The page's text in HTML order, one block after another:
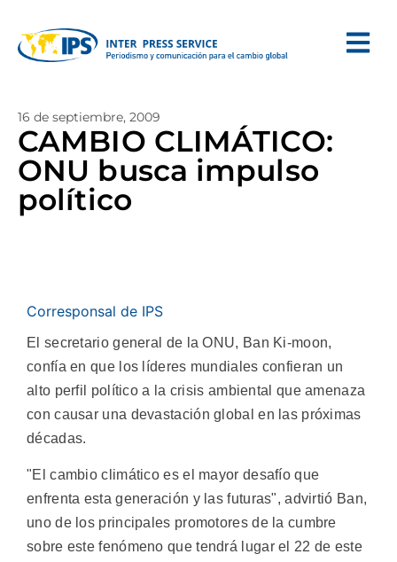
16 de septiembre, 2009
CAMBIO CLIMÁTICO:
ONU busca impulso
político
Corresponsal de IPS
El secretario general de la ONU, Ban Ki-moon,
confía en que los líderes mundiales confieran un
alto perfil político a la crisis ambiental que amenaza
con causar una devastación global en las próximas
décadas.
"El cambio climático es el mayor desafío que
enfrenta esta generación y las futuras", advirtió Ban,
uno de los principales promotores de la cumbre
sobre este fenómeno que tendrá lugar el 22 de este